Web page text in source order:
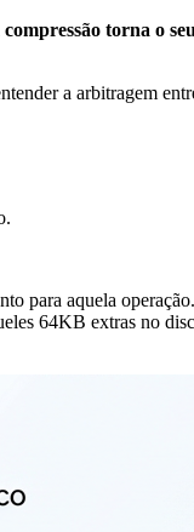
torna o
a arbitragem
para aquela
64KB extras no